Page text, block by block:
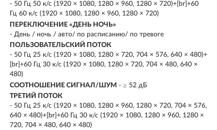
- 50 Гц 50 к/с (1920 × 1080, 1280 × 960, 1280 × 720)+[br]+60
Гц 60 к/с (1920 × 1080, 1280 × 960, 1280 × 720)
ПЕРЕКЛЮЧЕНИЕ «ДЕНЬ НОЧЬ»
- День / ночь / авто/ по расписанию/ по тревоге
ПОЛЬЗОВАТЕЛЬСКИЙ ПОТОК
- 50 Гц 25 к/с (1920 × 1080, 1280 × 720, 704 × 576, 640 × 480)+
[br]+60 Гц 30 к/с (1920 × 1080, 1280 × 720, 704 × 480, 640 ×
480)
СООТНОШЕНИЕ СИГНАЛ/ШУМ - ≥ 52 дБ
ТРЕТИЙ ПОТОК
- 50 Гц 25 к/с (1920 × 1080, 1280 × 960, 1280 × 720, 704 × 576,
640 × 480)+[br]+60 Гц 30 к/с (1920 × 1080, 1280 × 960, 1280 ×
720, 704 × 480, 640 × 480)